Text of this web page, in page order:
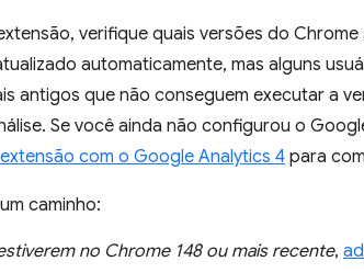
verifique quais versões do
automaticamente, mas alguns
antigos que não conseguem executar a
Se você ainda não configurou o
com o Google Analytics 4 para
caminho:
no Chrome 148 ou mais recente,